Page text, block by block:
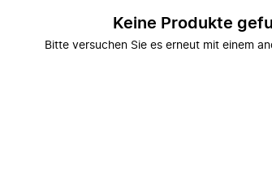
Keine Produkte
Bitte versuchen Sie es erneut mit einem